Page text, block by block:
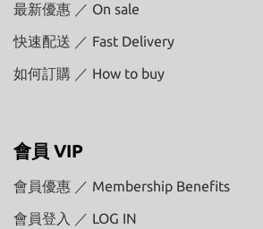
最新優惠 ／ On sale
快速配送 ／ Fast Delivery
如何訂購 ／ How to buy
會員 VIP
會員優惠 ／ Membership Benefits
會員登入 ／ LOG IN